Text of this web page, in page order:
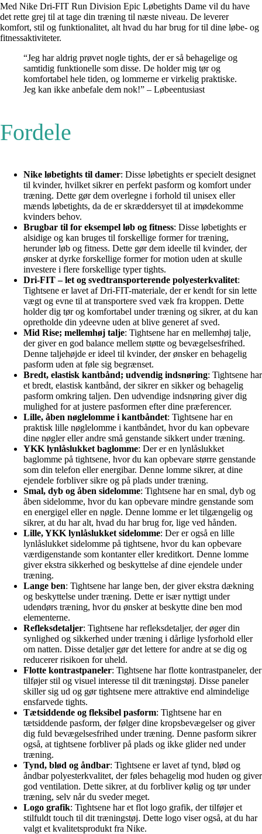
Med Nike Dri-FIT Run Division Epic Løbetights Dame vil du have
det rette grej til at tage din træning til næste niveau. De leverer
komfort, stil og funktionalitet, alt hvad du har brug for til dine løbe- og
fitnessaktiviteter.
“Jeg har aldrig prøvet nogle tights, der er så behagelige og
samtidig funktionelle som disse. De holder mig tør og
komfortabel hele tiden, og lommerne er virkelig praktiske.
Jeg kan ikke anbefale dem nok!” – Løbeentusiast
Fordele
Nike løbetights til damer: Disse løbetights er specielt designet
til kvinder, hvilket sikrer en perfekt pasform og komfort under
træning. Dette gør dem overlegne i forhold til unisex eller
mænds løbetights, da de er skræddersyet til at imødekomme
kvinders behov.
Brugbar til for eksempel løb og fitness: Disse løbetights er
alsidige og kan bruges til forskellige former for træning,
herunder løb og fitness. Dette gør dem ideelle til kvinder, der
ønsker at dyrke forskellige former for motion uden at skulle
investere i flere forskellige typer tights.
Dri-FIT – let og svedtransporterende polyesterkvalitet:
Tightsene er lavet af Dri-FIT-materiale, der er kendt for sin lette
vægt og evne til at transportere sved væk fra kroppen. Dette
holder dig tør og komfortabel under træning og sikrer, at du kan
opretholde din ydeevne uden at blive generet af sved.
Mid Rise; mellemhøj talje: Tightsene har en mellemhøj talje,
der giver en god balance mellem støtte og bevægelsesfrihed.
Denne taljehøjde er ideel til kvinder, der ønsker en behagelig
pasform uden at føle sig begrænset.
Bredt, elastisk kantbånd; udvendig indsnøring: Tightsene har
et bredt, elastisk kantbånd, der sikrer en sikker og behagelig
pasform omkring taljen. Den udvendige indsnøring giver dig
mulighed for at justere pasformen efter dine præferencer.
Lille, åben nøglelomme i kantbåndet: Tightsene har en
praktisk lille nøglelomme i kantbåndet, hvor du kan opbevare
dine nøgler eller andre små genstande sikkert under træning.
YKK lynlåslukket baglomme: Der er en lynlåslukket
baglomme på tightsene, hvor du kan opbevare større genstande
som din telefon eller energibar. Denne lomme sikrer, at dine
ejendele forbliver sikre og på plads under træning.
Smal, dyb og åben sidelomme: Tightsene har en smal, dyb og
åben sidelomme, hvor du kan opbevare mindre genstande som
en energigel eller en nøgle. Denne lomme er let tilgængelig og
sikrer, at du har alt, hvad du har brug for, lige ved hånden.
Lille, YKK lynlåslukket sidelomme: Der er også en lille
lynlåslukket sidelomme på tightsene, hvor du kan opbevare
værdigenstande som kontanter eller kreditkort. Denne lomme
giver ekstra sikkerhed og beskyttelse af dine ejendele under
træning.
Lange ben: Tightsene har lange ben, der giver ekstra dækning
og beskyttelse under træning. Dette er især nyttigt under
udendørs træning, hvor du ønsker at beskytte dine ben mod
elementerne.
Refleksdetaljer: Tightsene har refleksdetaljer, der øger din
synlighed og sikkerhed under træning i dårlige lysforhold eller
om natten. Disse detaljer gør det lettere for andre at se dig og
reducerer risikoen for uheld.
Flotte kontrastpaneler: Tightsene har flotte kontrastpaneler, der
tilføjer stil og visuel interesse til dit træningstøj. Disse paneler
skiller sig ud og gør tightsene mere attraktive end almindelige
ensfarvede tights.
Tætsiddende og fleksibel pasform: Tightsene har en
tætsiddende pasform, der følger dine kropsbevægelser og giver
dig fuld bevægelsesfrihed under træning. Denne pasform sikrer
også, at tightsene forbliver på plads og ikke glider ned under
træning.
Tynd, blød og åndbar: Tightsene er lavet af tynd, blød og
åndbar polyesterkvalitet, der føles behagelig mod huden og giver
god ventilation. Dette sikrer, at du forbliver kølig og tør under
træning, selv når du sveder meget.
Logo grafik: Tightsene har et flot logo grafik, der tilføjer et
stilfuldt touch til dit træningstøj. Dette logo viser også, at du har
valgt et kvalitetsprodukt fra Nike.